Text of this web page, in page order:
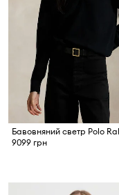
9099 грн